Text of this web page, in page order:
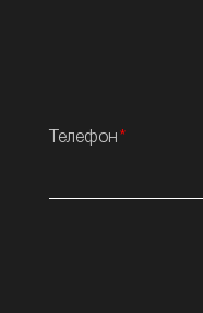
Телефон